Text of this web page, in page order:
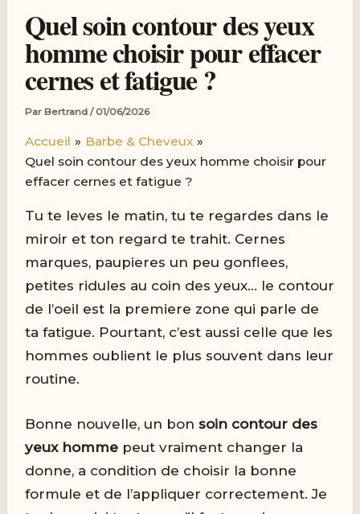
Quel soin contour des yeux
homme choisir pour effacer
cernes et fatigue ?
Par Bertrand/ 01/06/2026
Accueil
Barbe & Cheveux
Quel soin contour des yeux homme choisir pour
effacer cernes et fatigue ?
Tu te leves le matin, tu te regardes dans le
miroir et ton regard te trahit. Cernes
marques, paupieres un peu gonflees,
petites ridules au coin des yeux… le contour
de l’oeil est la premiere zone qui parle de
ta fatigue. Pourtant, c’est aussi celle que les
hommes oublient le plus souvent dans leur
routine.
Bonne nouvelle, un bonsoin contour des
yeux homme peut vraiment changer la
donne, a condition de choisir la bonne
formule et de l’appliquer correctement. Je